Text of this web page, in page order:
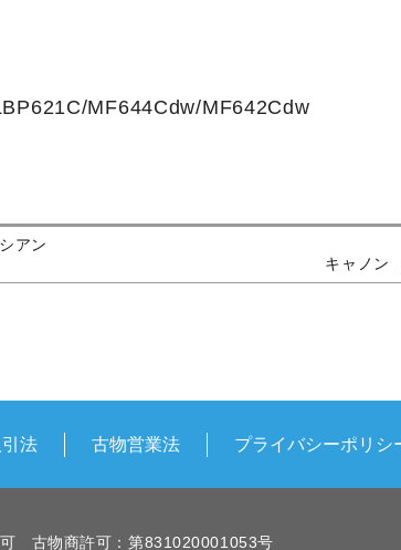
MF644Cdw/MF642Cdw
アン
キャノン
法 古物営業法 プライバシーポリシ
古物商許可：第831020001053号